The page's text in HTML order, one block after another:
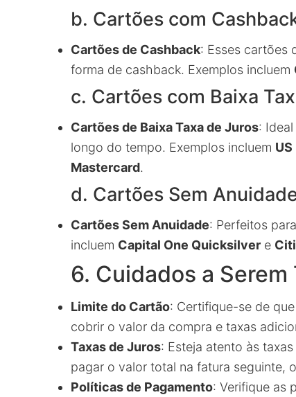
b. Cartões com
Cartões de Cashback: Esses cartões
forma de cashback. Exemplos incluem
c. Cartões com Baixa
Cartões de Baixa Taxa de Juros:
longo do tempo. Exemplos incluem
Mastercard.
d. Cartões Sem
Cartões Sem Anuidade: Perfeitos
incluem Capital One Quicksilver e
6. Cuidados a Serem
Limite do Cartão: Certifique-se de
cobrir o valor da compra e taxas
Taxas de Juros: Esteja atento às
pagar o valor total na fatura seguinte,
Políticas de Pagamento: Verifique as